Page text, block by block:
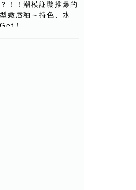
！！潮模謝璇推爆的
嫩唇釉～持色、水
！